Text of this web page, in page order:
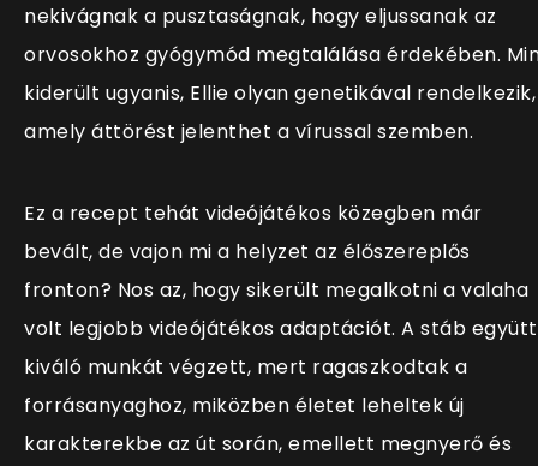
nekivágnak a pusztaságnak, hogy eljussanak az
orvosokhoz gyógymód megtalálása érdekében.
kiderült ugyanis, Ellie olyan genetikával rendelkezik,
amely áttörést jelenthet a vírussal szemben.
Ez a recept tehát videójátékos közegben már
bevált, de vajon mi a helyzet az élőszereplős
fronton? Nos az, hogy sikerült megalkotni a valaha
volt legjobb videójátékos adaptációt. A stáb együtt
kiváló munkát végzett, mert ragaszkodtak a
forrásanyaghoz, miközben életet leheltek új
karakterekbe az út során, emellett megnyerő és